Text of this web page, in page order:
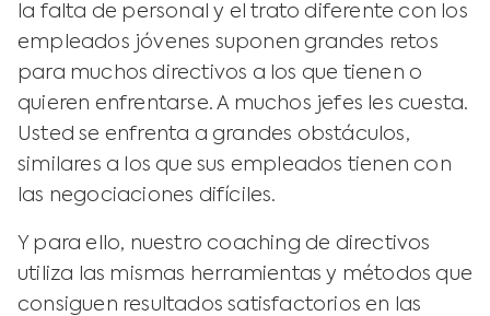
la falta de personal y el trato diferente con los
empleados jóvenes suponen grandes retos
para muchos directivos a los que tienen o
quieren enfrentarse. A muchos jefes les cuesta.
Usted se enfrenta a grandes obstáculos,
similares a los que sus empleados tienen con
las negociaciones difíciles.
Y para ello, nuestro coaching de directivos
utiliza las mismas herramientas y métodos que
consiguen resultados satisfactorios en las